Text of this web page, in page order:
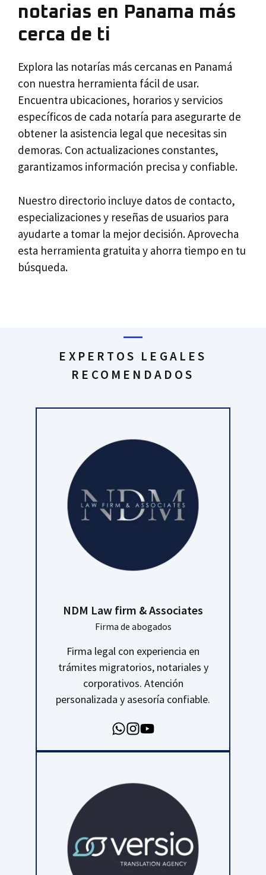
notarias en Panama más
cerca de ti
Explora las notarías más cercanas en Panamá
con nuestra herramienta fácil de usar.
Encuentra ubicaciones, horarios y servicios
específicos de cada notaría para asegurarte de
obtener la asistencia legal que necesitas sin
demoras. Con actualizaciones constantes,
garantizamos información precisa y confiable.
Nuestro directorio incluye datos de contacto,
especializaciones y reseñas de usuarios para
ayudarte a tomar la mejor decisión. Aprovecha
esta herramienta gratuita y ahorra tiempo en tu
búsqueda.
EXPERTOS LEGALES
RECOMENDADOS
NDM Law firm & Associates
Firma de abogados
Firma legal con experiencia en
trámites migratorios, notariales y
corporativos. Atención
personalizada y asesoría confiable.